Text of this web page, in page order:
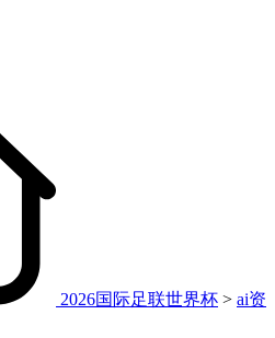
2026国际足联世界杯 > ai资